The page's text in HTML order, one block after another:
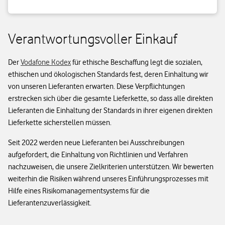
Verantwortungsvoller Einkauf
DerVodafone Kodexfür ethische Beschaffung legt die sozialen,
ethischen und ökologischen Standards fest, deren Einhaltung wir
von unseren Lieferanten erwarten. Diese Verpflichtungen
erstrecken sich über die gesamte Lieferkette, so dass alle direkten
Lieferanten die Einhaltung der Standards in ihrer eigenen direkten
Lieferkette sicherstellen müssen.
Seit 2022 werden neue Lieferanten bei Ausschreibungen
aufgefordert, die Einhaltung von Richtlinien und Verfahren
nachzuweisen, die unsere Zielkriterien unterstützen. Wir bewerten
weiterhin die Risiken während unseres Einführungsprozesses mit
Hilfe eines Risikomanagementsystems für die
Lieferantenzuverlässigkeit.